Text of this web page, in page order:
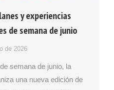
y experiencias
de semana de junio
de 2026
semana de junio, la
una nueva edición de